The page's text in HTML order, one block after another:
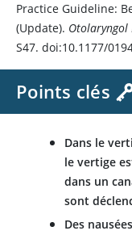
Practice Guideline:
(Update). Otolaryngol
S47. doi:10.1177/
Points clés
Dans le
le vertige
dans un
sont
Des